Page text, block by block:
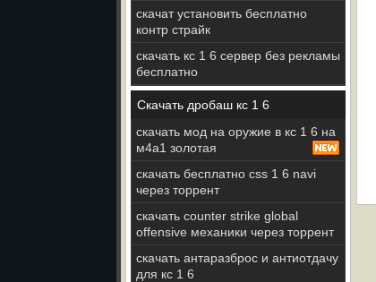
скачат установить бесплатно
контр страйк
скачать кс 1 6 сервер без рекламы
бесплатно
Скачать дробаш кс 1 6
скачать мод на оружие в кс 1 6 на
м4а1 золотая
скачать бесплатно css 1 6 navi
через торрент
скачать counter strike global
offensive механики через торрент
скачать антаразброс и антиотдачу
для кс 1 6